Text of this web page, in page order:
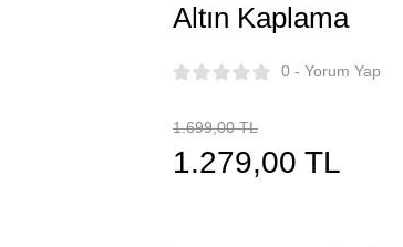
Altın Kaplama
0 - Yorum Yap
1.699,00 TL
1.279,00 TL